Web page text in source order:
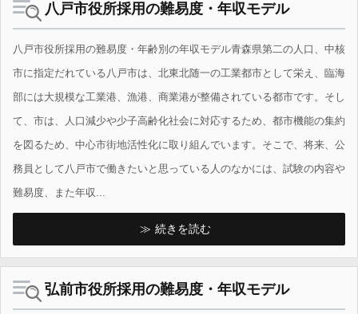
八戸市役所採用の難易度・年収モデル
八戸市役所採用の難易度・年齢別の年収モデル青森県第二の人口、中核
市に指定だれている八戸市は、北東北随一の工業都市として栄え、臨海
部には大規模な工業港、漁港、商業港が整備されている都市です。そし
て、市は、人口減少や少子高齢化社会に対応するため、都市機能の集約
を図るため、中心市街地活性化に取り組んでいます。そこで、将来、公
務員として八戸市で働きたいと思っている人のなかには、試験の内容や
難易度、また年収...
続きを読む
弘前市役所採用の難易度・年収モデル